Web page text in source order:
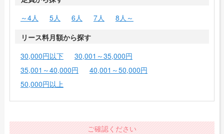
～4人
5人 6人 7人
8人～
リース料月額から探す
30,000円以下
30,001～35,000円
35,001～40,000円
40,001～50,000円
50,000円以上
ご確認ください